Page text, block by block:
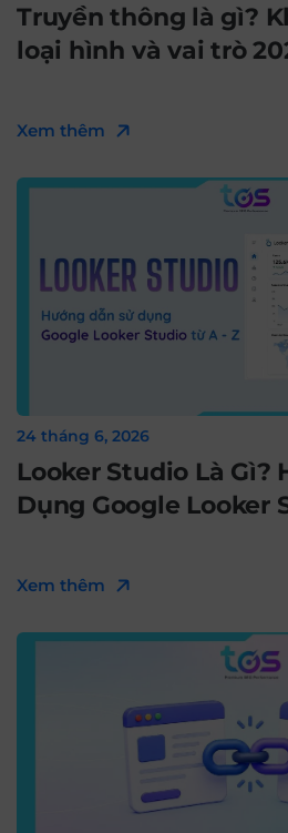
Truyền thông là gì?
loại hình và vai trò
Xem thêm
24 tháng 6, 2026
Looker Studio Là Gì?
Dụng Google Looker
Xem thêm